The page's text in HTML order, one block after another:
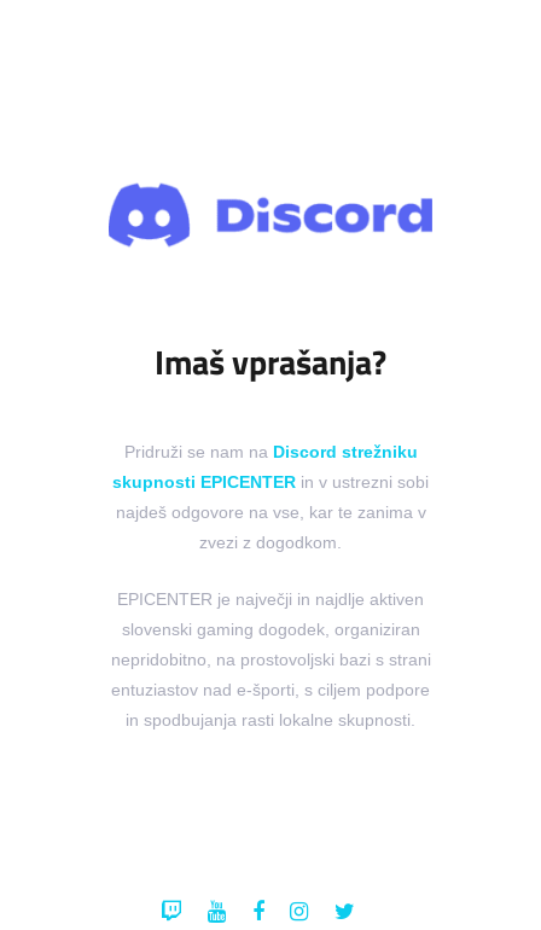
Imaš vprašanja?
Pridruži se nam na Discord strežniku
skupnosti EPICENTER in v ustrezni sobi
najdeš odgovore na vse, kar te zanima v
zvezi z dogodkom.
EPICENTER je največji in najdlje aktiven
slovenski gaming dogodek, organiziran
nepridobitno, na prostovoljski bazi s strani
entuziastov nad e-športi, s ciljem podpore
in spodbujanja rasti lokalne skupnosti.